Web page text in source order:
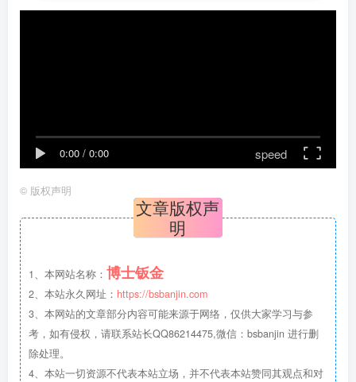
0:00 / 0:00 speed
© 版权声明
文章版权声
明
1、本网站名称： 博士钣金
2、本站永久网址： https://bsbanjin.com
3、本网站的文章部分内容可能来源于网络，仅供大家学习与参
考，如有侵权，请联系站长QQ86214475,微信：bsbanjin 进行删
除处理。
4、本站一切资源不代表本站立场，并不代表本站赞同其观点和对